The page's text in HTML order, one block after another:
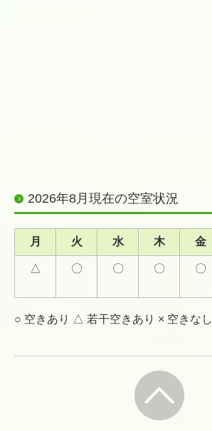
2026年8月現在の空室状況
月 火 水 木 金
△ 〇 〇 〇 〇
○ 空きあり △ 若干空きあり × 空きなし